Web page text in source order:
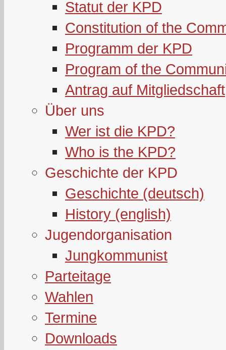
Statut der KPD
Constitution of the
Programm der KPD
Program of the
Antrag auf Mitgliedschaft
Über uns
Wer ist die KPD?
Who is the KPD?
Geschichte der KPD
Geschichte (deutsch)
History (english)
Jugendorganisation
Jungkommunist
Parteitage
Wahlen
Termine
Downloads